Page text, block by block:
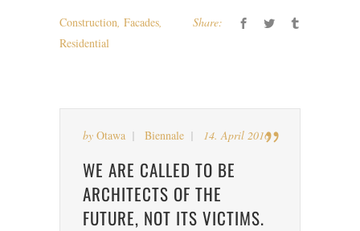
Construction, Facades,
Residential
Share:
by Otawa Biennale 14. April 2016
WE ARE CALLED TO BE
ARCHITECTS OF THE
FUTURE, NOT ITS VICTIMS.